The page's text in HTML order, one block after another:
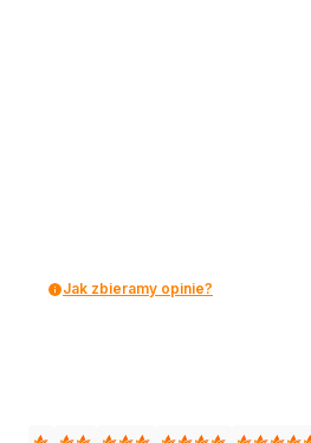
Jak zbieramy opinie?